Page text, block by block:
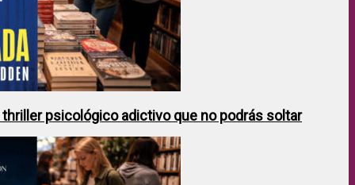
thriller psicológico adictivo que no podrás soltar